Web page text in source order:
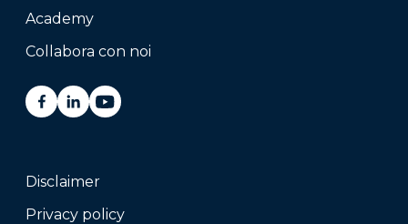
Academy
Collabora con noi
Disclaimer
Privacy policy